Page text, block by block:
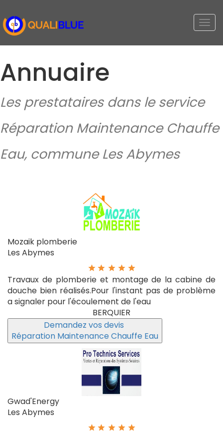
Annuaire
Les prestataires dans le service
Réparation Maintenance Chauffe
Eau, commune Les Abymes
Mozaik plomberie
Les Abymes
Travaux de plomberie et montage de la cabine de
douche bien réalisés.Pour l'instant pas de problème
a signaler pour l'écoulement de l'eau
BERQUIER
Demandez vos devis
Réparation Maintenance Chauffe Eau
Gwad'Energy
Les Abymes